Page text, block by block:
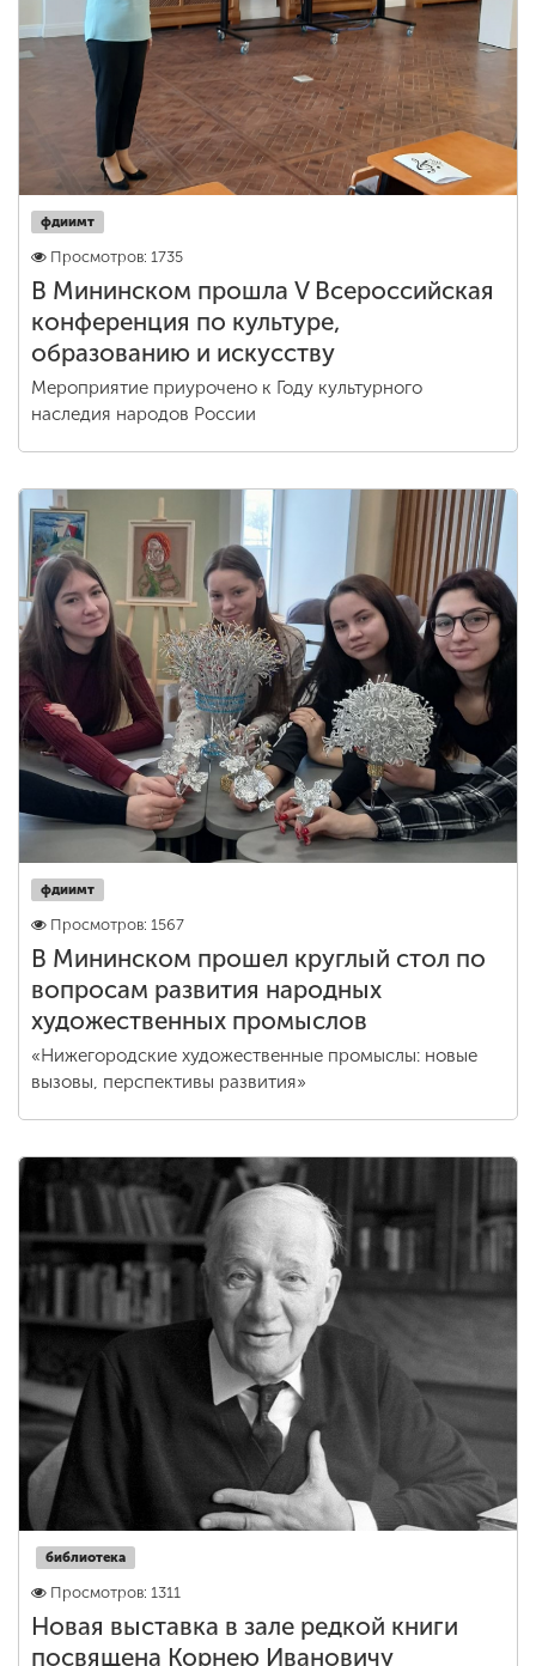
фдиимт
Просмотров: 1735
В Мининском прошла V Всероссийская
конференция по культуре,
образованию и искусству
Мероприятие приурочено к Году культурного
наследия народов России
фдиимт
Просмотров: 1567
В Мининском прошел круглый стол по
вопросам развития народных
художественных промыслов
«Нижегородские художественные промыслы: новые
вызовы, перспективы развития»
библиотека
Просмотров: 1311
Новая выставка в зале редкой книги
посвящена Корнею Ивановичу